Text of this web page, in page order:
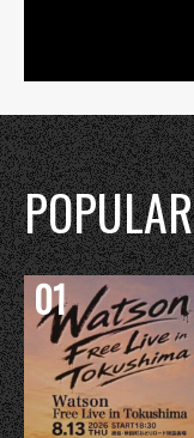
POPULAR